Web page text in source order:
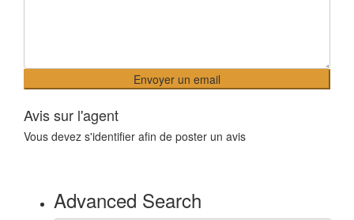
Avis sur l'agent
Vous devez s'identifier afin de poster un avis
Advanced Search